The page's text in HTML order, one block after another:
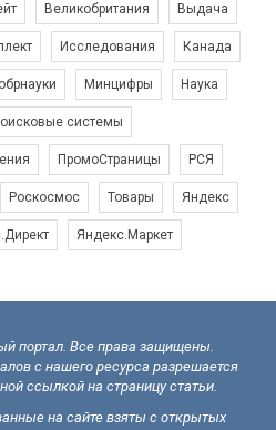
Великобритания Выдача
Исследования Канада
Минцифры Наука
системы
ПромоСтраницы РСЯ
Роскосмос Товары Яндекс
Яндекс.Маркет
портал. Все права защищены.
с нашего ресурса разрешается
ссылкой на страницу статьи.
на сайте взяты с открытых